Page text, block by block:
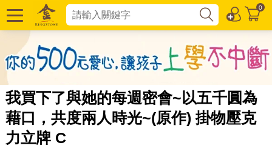
0
我買下了與她的每週密會~以五千圓為
藉口，共度兩人時光~(原作) 掛物壓克
力立牌 C